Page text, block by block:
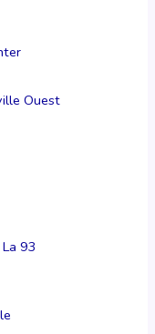
Ouest
93